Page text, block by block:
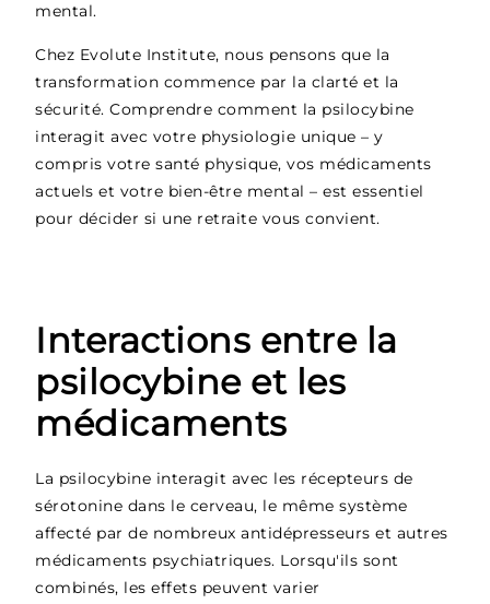
mental.
Chez Evolute Institute, nous pensons que la
transformation commence par la clarté et la
sécurité. Comprendre comment la psilocybine
interagit avec votre physiologie unique – y
compris votre santé physique, vos médicaments
actuels et votre bien-être mental – est essentiel
pour décider si une retraite vous convient.
Interactions entre la
psilocybine et les
médicaments
La psilocybine interagit avec les récepteurs de
sérotonine dans le cerveau, le même système
affecté par de nombreux antidépresseurs et autres
médicaments psychiatriques. Lorsqu'ils sont
combinés, les effets peuvent varier